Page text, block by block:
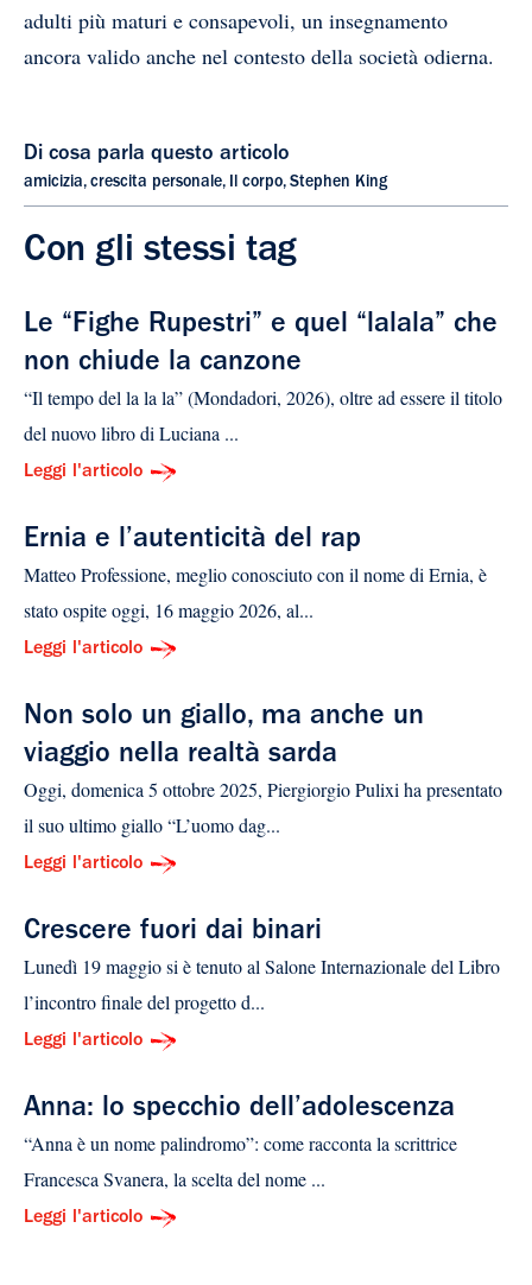
adulti più maturi e consapevoli, un insegnamento
ancora valido anche nel contesto della società odierna.
Di cosa parla questo articolo
amicizia, crescita personale, Il corpo, Stephen King
Con gli stessi tag
Le “Fighe Rupestri” e quel “lalala” che
non chiude la canzone
“Il tempo del la la la” (Mondadori, 2026), oltre ad essere il titolo
del nuovo libro di Luciana ...
Leggi l'articolo
Ernia e l’autenticità del rap
Matteo Professione, meglio conosciuto con il nome di Ernia, è
stato ospite oggi, 16 maggio 2026, al...
Leggi l'articolo
Non solo un giallo, ma anche un
viaggio nella realtà sarda
Oggi, domenica 5 ottobre 2025, Piergiorgio Pulixi ha presentato
il suo ultimo giallo “L’uomo dag...
Leggi l'articolo
Crescere fuori dai binari
Lunedì 19 maggio si è tenuto al Salone Internazionale del Libro
l’incontro finale del progetto d...
Leggi l'articolo
Anna: lo specchio dell’adolescenza
“Anna è un nome palindromo”: come racconta la scrittrice
Francesca Svanera, la scelta del nome ...
Leggi l'articolo